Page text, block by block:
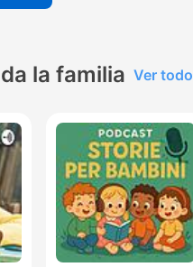
la familia Ver todo